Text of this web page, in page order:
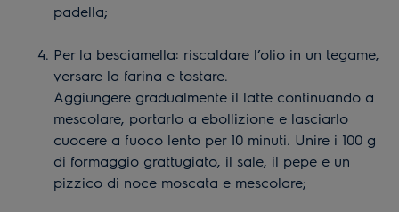
padella;
Per la besciamella: riscaldare l’olio in un tegame,
versare la farina e tostare.
Aggiungere gradualmente il latte continuando a
mescolare, portarlo a ebollizione e lasciarlo
cuocere a fuoco lento per 10 minuti. Unire i 100 g
di formaggio grattugiato, il sale, il pepe e un
pizzico di noce moscata e mescolare;